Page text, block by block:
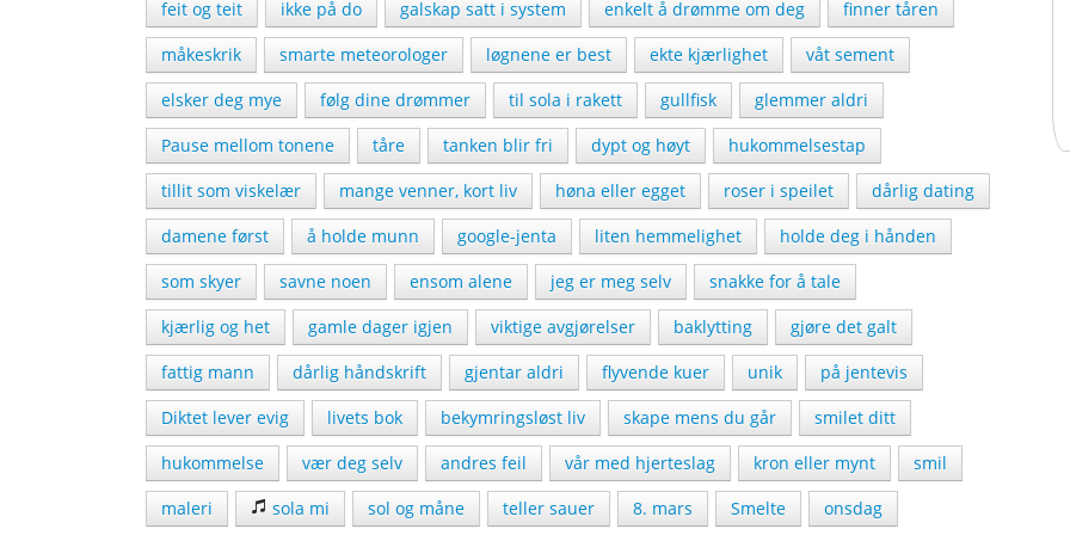
feit og teit ikke på do galskap satt i system enkelt å drømme om deg
finner tåren
måkeskrik
smarte meteorologer løgnene er best ekte kjærlighet
våt sement
elsker deg mye
følg dine drømmer til sola i rakett gullfisk
glemmer aldri
Pause mellom tonene
tåre tanken blir fri dypt og høyt
hukommelsestap
tillit som viskelær
mange venner, kort liv høna eller egget roser i speilet
dårlig dating
damene først
å holde munn google-jenta liten hemmelighet
holde deg i hånden
som skyer
savne noen ensom alene jeg er meg selv
snakke for å tale
kjærlig og het
gamle dager igjen viktige avgjørelser baklytting
gjøre det galt
fattig mann
dårlig håndskrift gjentar aldri flyvende kuer unik
på jentevis
Diktet lever evig
livets bok bekymringsløst liv skape mens du går
smilet ditt
hukommelse
vær deg selv andres feil vår med hjerteslag kron eller mynt
smil
maleri
sola mi sol og måne teller sauer 8. mars Smelte onsdag